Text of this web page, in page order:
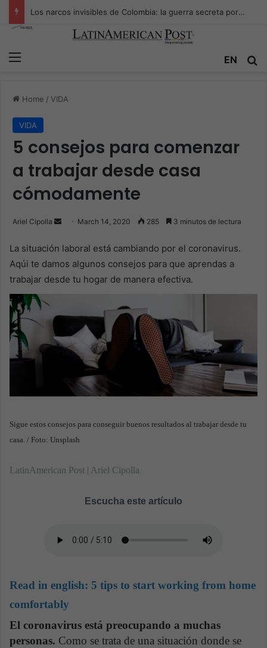
Los narcos invisibles de Colombia: la guerra secreta por la verdad, el poder y la nueva economía de la droga
EN
Home / VIDA
VIDA
5 consejos para comenzar
a trabajar desde casa
cómodamente
Ariel Cipolla
n
d
a
a
March 14, 2020 285 3 minutos de lectura
La situación laboral está cambiando por el coronavirus.
Aqúi te damos algunos consejos para que aprendas a
trabajar desde tu hogar de manera efectiva.
Sigue estos consejos para conseguir buenos resultados al trabajar desde tu
casa. / Foto: Unsplash
LatinAmerican Post | Ariel Cipolla
Escucha este artículo
Read in english: 5 tips to start working from home
comfortably
El coronavirus está preocupando a muchas
personas. Como se trata de una situación donde se